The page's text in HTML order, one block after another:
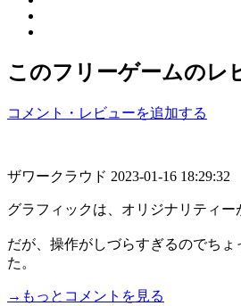
このフリーゲームのレ
コメント・レビューを追加する
ザワークラウド 2023-01-16 18:29:32
グラフィックは、オリジナリティー
だが、操作がしづらすぎるのでちょ
た。
→もっとコメントを見る